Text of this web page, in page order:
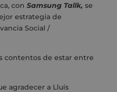
con Samsung Tallk, se
estrategia de
Social /
contentos de estar entre
agradecer a Lluís